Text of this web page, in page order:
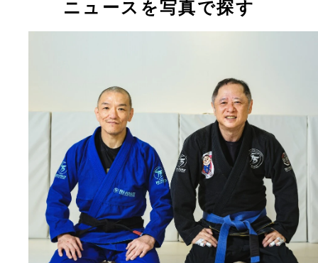
ニュースを写真で探す